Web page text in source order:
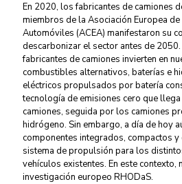
En 2020, los fabricantes de camiones
miembros de la Asociación Europea
Automóviles (ACEA) manifestaron su
descarbonizar el sector antes de
fabricantes de camiones invierten en
combustibles alternativos, baterías e
eléctricos propulsados por batería
tecnología de emisiones cero que
camiones, seguida por los camiones
hidrógeno. Sin embargo, a día de hoy
componentes integrados, compactos y
sistema de propulsión para los
vehículos existentes. En este contexto,
investigación europeo RHODaS.